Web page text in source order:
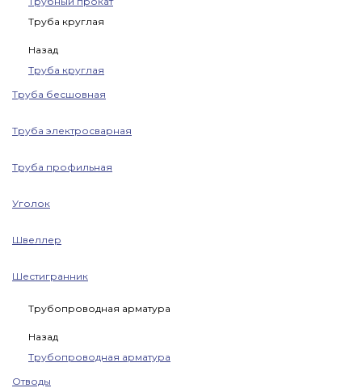
Труба круглая
Назад
Труба круглая
Труба бесшовная
Труба электросварная
Труба профильная
Уголок
Швеллер
Шестигранник
Трубопроводная арматура
Назад
Трубопроводная арматура
Отводы